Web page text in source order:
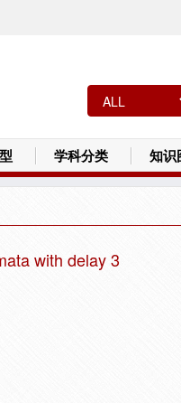
学科分类 知识
with delay 3